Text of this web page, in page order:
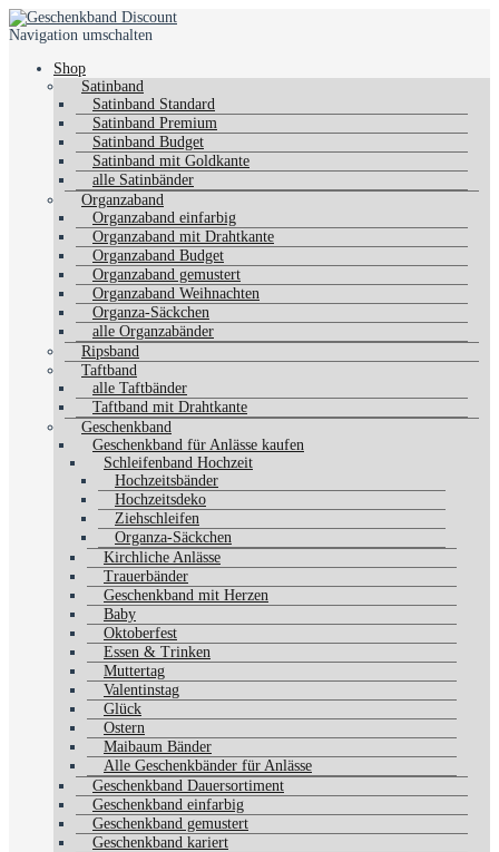
Navigation umschalten
Shop
Satinband
Satinband Standard
Satinband Premium
Satinband Budget
Satinband mit Goldkante
alle Satinbänder
Organzaband
Organzaband einfarbig
Organzaband mit Drahtkante
Organzaband Budget
Organzaband gemustert
Organzaband Weihnachten
Organza-Säckchen
alle Organzabänder
Ripsband
Taftband
alle Taftbänder
Taftband mit Drahtkante
Geschenkband
Geschenkband für Anlässe kaufen
Schleifenband Hochzeit
Hochzeitsbänder
Hochzeitsdeko
Ziehschleifen
Organza-Säckchen
Kirchliche Anlässe
Trauerbänder
Geschenkband mit Herzen
Baby
Oktoberfest
Essen & Trinken
Muttertag
Valentinstag
Glück
Ostern
Maibaum Bänder
Alle Geschenkbänder für Anlässe
Geschenkband Dauersortiment
Geschenkband einfarbig
Geschenkband gemustert
Geschenkband kariert